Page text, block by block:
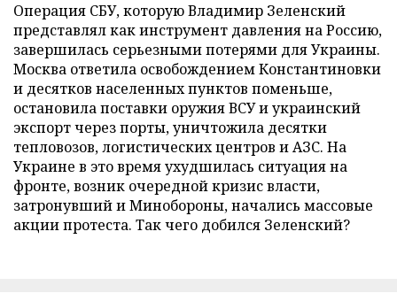
Операция СБУ, которую Владимир Зеленский
представлял как инструмент давления на Россию,
завершилась серьезными потерями для Украины.
Москва ответила освобождением Константиновки
и десятков населенных пунктов поменьше,
остановила поставки оружия ВСУ и украинский
экспорт через порты, уничтожила десятки
тепловозов, логистических центров и АЗС. На
Украине в это время ухудшилась ситуация на
фронте, возник очередной кризис власти,
затронувший и Минобороны, начались массовые
акции протеста. Так чего добился Зеленский?